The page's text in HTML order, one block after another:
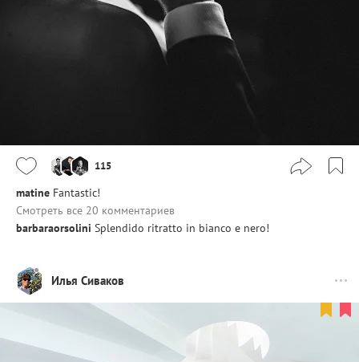
115
matine Fantastic!
Смотреть все 20 комментариев
barbaraorsolini Splendido ritratto in bianco e nero!
Илья Сиваков